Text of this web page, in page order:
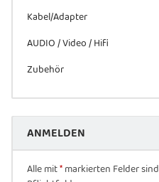
Kabel/Adapter
AUDIO / Video / Hifi
Zubehör
ANMELDEN
Alle mit*markierten Felder sind